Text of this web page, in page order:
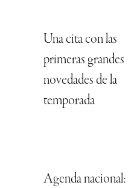
Una cita con las
primeras grandes
novedades de la
temporada
Agenda nacional: